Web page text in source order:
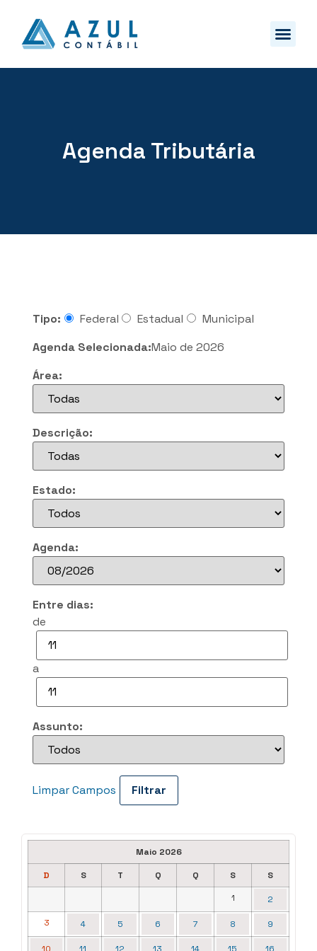
Agenda Tributária
Tipo: Federal Estadual
Municipal
Agenda Selecionada:Maio de 2026
Área:
Descrição:
Estado:
Agenda:
Entre dias:
de
a
Assunto:
Limpar Campos
Maio 2026
D S T Q Q S
S
1
2
3 4 5 6 7 8 9